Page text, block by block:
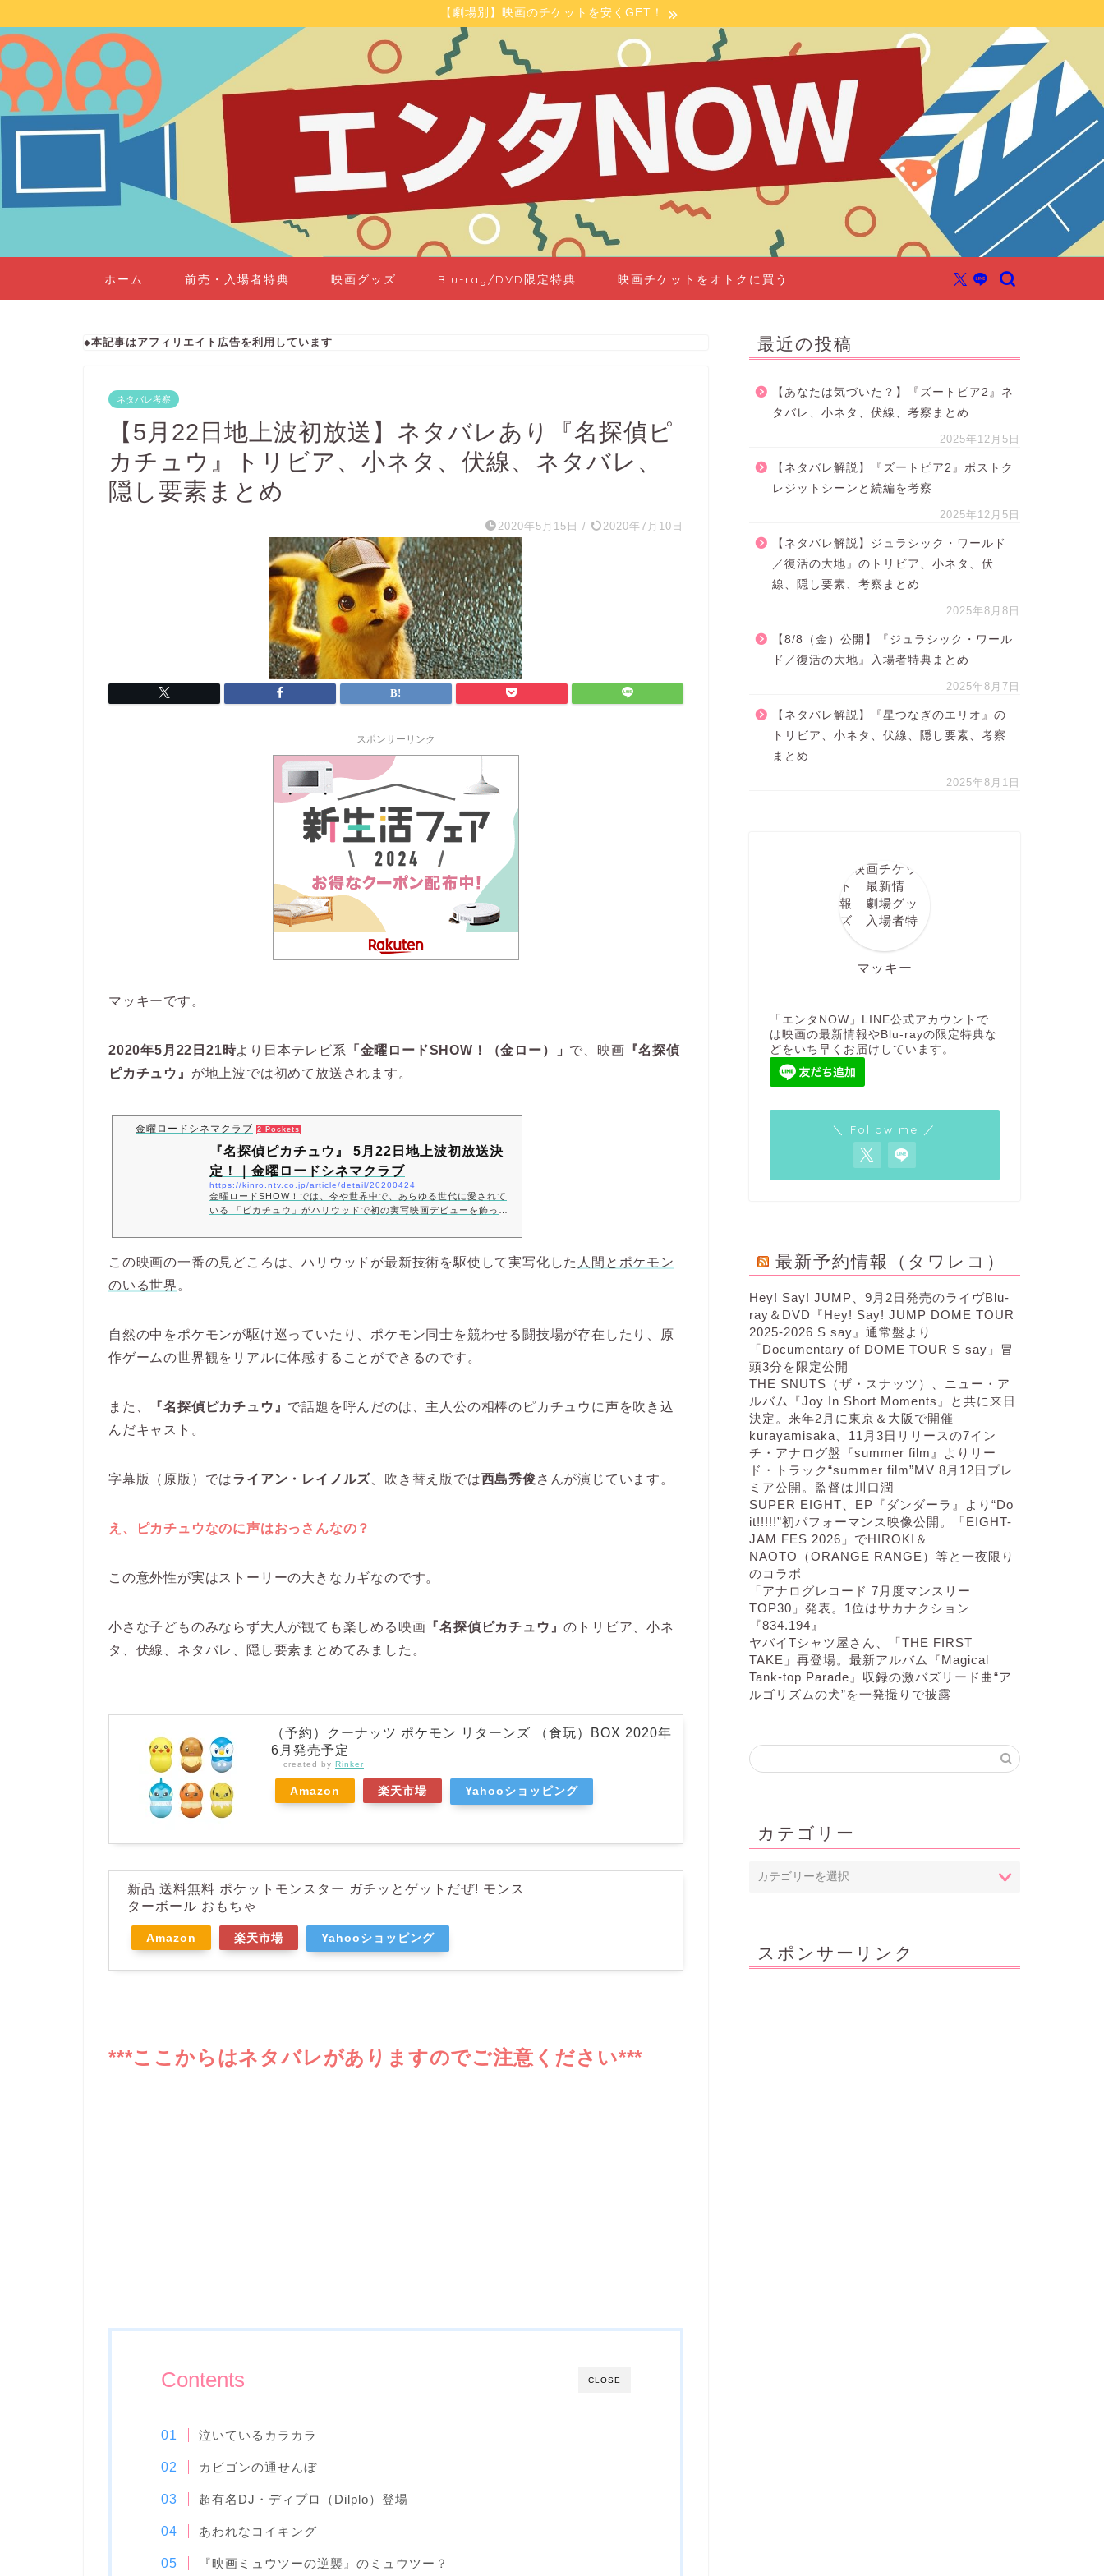
【劇場別】映画のチケットを安くGET！
ホーム 前売・入場者特典 映画グッズ Blu-ray/DVD限定特典 映画チケットをオトクに買う
◆本記事はアフィリエイト広告を利用しています
ネタバレ考察
【5月22日地上波初放送】ネタバレあり『名探偵ピ
カチュウ』トリビア、小ネタ、伏線、ネタバレ、
隠し要素まとめ
2020年5月15日 / 2020年7月10日
スポンサーリンク
マッキーです。
2020年5月22日21時より日本テレビ系 「金曜ロードSHOW！（金ロー）」 で、映画 『名探偵
ピカチュウ』 が地上波では初めて放送されます。
金曜ロードシネマクラブ 2 Pockets
『名探偵ピカチュウ』 5月22日地上波初放送決
定！｜金曜ロードシネマクラブ
https://kinro.ntv.co.jp/article/detail/20200424
金曜ロードSHOW！では、今や世界中で、あらゆる世代に愛されて
いる 「ピカチュウ」がハリウッドで初の実写映画デビューを飾った
ます。
この映画の一番の見どころは、ハリウッドが最新技術を駆使して実写化した 人間とポケモン
のいる世界 。
自然の中をポケモンが駆け巡っていたり、ポケモン同士を競わせる闘技場が存在したり、原
作ゲームの世界観をリアルに体感することができるのです。
また、 『名探偵ピカチュウ』 で話題を呼んだのは、主人公の相棒のピカチュウに声を吹き込
んだキャスト。
字幕版（原版）ではライアン・レイノルズ 、吹き替え版では西島秀俊 さんが演じています。
え、ピカチュウなのに声はおっさんなの？
この意外性が実はストーリーの大きなカギなのです。
小さな子どものみならず大人が観ても楽しめる映画 『名探偵ピカチュウ』のトリビア、小ネ
タ、伏線、ネタバレ、隠し要素まとめてみました。
（予約）クーナッツ ポケモン リターンズ （食玩）BOX 2020年
6月発売予定
created by Rinker
Amazon 楽天市場 Yahooショッピング
新品 送料無料 ポケットモンスター ガチッとゲットだぜ! モンス
ターボール おもちゃ
Amazon 楽天市場 Yahooショッピング
***ここからはネタバレがありますのでご注意ください***
CLOSE
Contents
泣いているカラカラ
カビゴンの通せんぼ
超有名DJ・ディプロ（Dilplo）登場
あわれなコイキング
『映画ミュウツーの逆襲』のミュウツー？
最近の投稿
【あなたは気づいた？】『ズートピア2』ネ
タバレ、小ネタ、伏線、考察まとめ
2025年12月5日
【ネタバレ解説】『ズートピア2』ポストク
レジットシーンと続編を考察
2025年12月5日
【ネタバレ解説】ジュラシック・ワールド
／復活の大地』のトリビア、小ネタ、伏
線、隠し要素、考察まとめ
2025年8月8日
【8/8（金）公開】『ジュラシック・ワール
ド／復活の大地』入場者特典まとめ
2025年8月7日
【ネタバレ解説】『星つなぎのエリオ』の
トリビア、小ネタ、伏線、隠し要素、考察
まとめ
2025年8月1日
マッキー
「エンタNOW」LINE公式アカウントで
は映画の最新情報やBlu-rayの限定特典な
どをいち早くお届けしています。
＼ Follow me ／
最新予約情報（タワレコ）
Hey! Say! JUMP、9月2日発売のライヴBlu-
ray＆DVD『Hey! Say! JUMP DOME TOUR
2025-2026 S say』通常盤より
「Documentary of DOME TOUR S say」冒
頭3分を限定公開
THE SNUTS（ザ・スナッツ）、ニュー・ア
ルバム『Joy In Short Moments』と共に来日
決定。来年2月に東京＆大阪で開催
kurayamisaka、11月3日リリースの7イン
チ・アナログ盤『summer film』よりリー
ド・トラック“summer film”MV 8月12日プレ
ミア公開。監督は川口潤
SUPER EIGHT、EP『ダンダーラ』より“Do
it!!!!!”初パフォーマンス映像公開。「EIGHT-
JAM FES 2026」でHIROKI＆
TOP30」発表。1位はサカナクション
『834.194』
Tank-top Parade』収録の激バズリード曲“ア
ルゴリズムの犬”を一発撮りで披露